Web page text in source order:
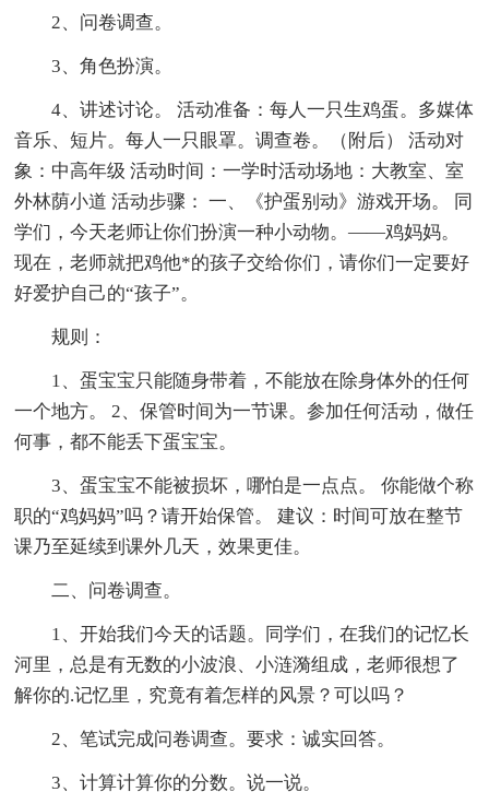
2、问卷调查。
3、角色扮演。
4、讲述讨论。 活动准备：每人一只生鸡蛋。多媒体
音乐、短片。每人一只眼罩。调查卷。（附后） 活动对
象：中高年级 活动时间：一学时活动场地：大教室、室
外林荫小道 活动步骤： 一、《护蛋别动》游戏开场。 同
学们，今天老师让你们扮演一种小动物。——鸡妈妈。
现在，老师就把鸡他*的孩子交给你们，请你们一定要好
好爱护自己的“孩子”。
规则：
1、蛋宝宝只能随身带着，不能放在除身体外的任何
一个地方。 2、保管时间为一节课。参加任何活动，做任
何事，都不能丢下蛋宝宝。
3、蛋宝宝不能被损坏，哪怕是一点点。 你能做个称
职的“鸡妈妈”吗？请开始保管。 建议：时间可放在整节
课乃至延续到课外几天，效果更佳。
二、问卷调查。
1、开始我们今天的话题。同学们，在我们的记忆长
河里，总是有无数的小波浪、小涟漪组成，老师很想了
解你的.记忆里，究竟有着怎样的风景？可以吗？
2、笔试完成问卷调查。要求：诚实回答。
3、计算计算你的分数。说一说。